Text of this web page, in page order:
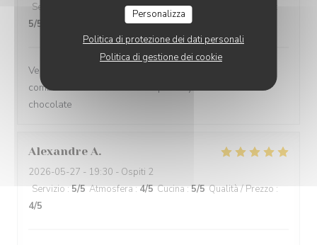
Personalizza
Politica di protezione dei dati personali
Politica di gestione dei cookie
Servizio
Atmosfera:5/5 Cucina:5
5/5
Very flexible on likes/dislikes, and such great
combinations of flavours - especially the caviar and
chocolate
Alexandre A
2026-05-27 - 19:30 - Ospiti 2
Servizio : 5/5 Atmosfera:4/5 Cucina:5/5 Qualità / Prezzo :
4/5